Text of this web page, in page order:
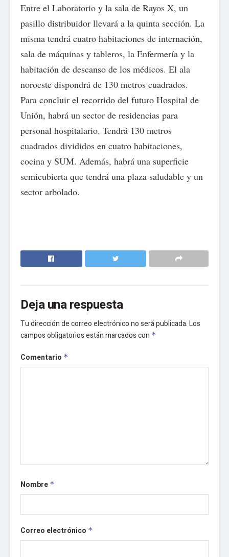
Entre el Laboratorio y la sala de Rayos X, un
pasillo distribuidor llevará a la quinta sección. La
misma tendrá cuatro habitaciones de internación,
sala de máquinas y tableros, la Enfermería y la
habitación de descanso de los médicos. El ala
noroeste dispondrá de 130 metros cuadrados.
Para concluir el recorrido del futuro Hospital de
Unión, habrá un sector de residencias para
personal hospitalario. Tendrá 130 metros
cuadrados divididos en cuatro habitaciones,
cocina y SUM. Además, habrá una superficie
semicubierta que tendrá una plaza saludable y un
sector arbolado.
Deja una respuesta
Tu dirección de correo electrónico no será publicada.Los
campos obligatorios están marcados con *
Comentario *
Nombre *
Correo electrónico *